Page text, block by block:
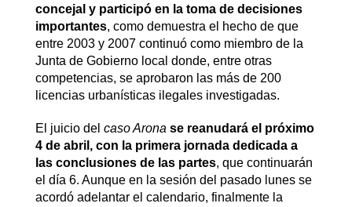
concejal y participó en la toma de decisiones
importantes, como demuestra el hecho de que
entre 2003 y 2007 continuó como miembro de la
Junta de Gobierno local donde, entre otras
competencias, se aprobaron las más de 200
licencias urbanísticas ilegales investigadas.
El juicio del caso Arona se reanudará el próximo
4 de abril, con la primera jornada dedicada a
las conclusiones de las partes, que continuarán
el día 6. Aunque en la sesión del pasado lunes se
acordó adelantar el calendario, finalmente la